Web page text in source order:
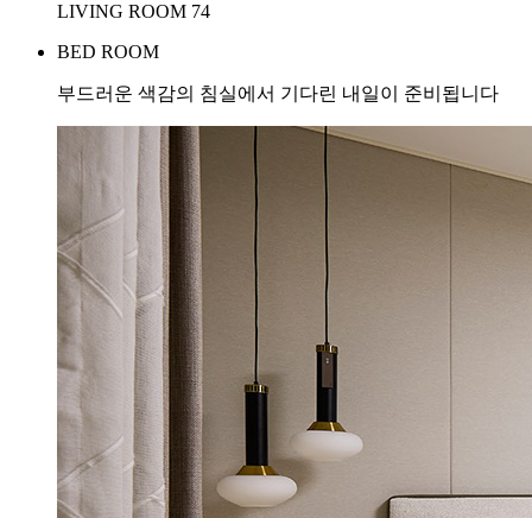
LIVING ROOM 74
BED ROOM
부드러운 색감의 침실에서 기다린 내일이 준비됩니다